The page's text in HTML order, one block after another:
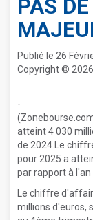
PAS
Publié le 26
Copyright ©
-
atteint 4 030
de 2024.Le
pour 2025 a
par rapport à l'an
Le chiffre
millions d'euros,